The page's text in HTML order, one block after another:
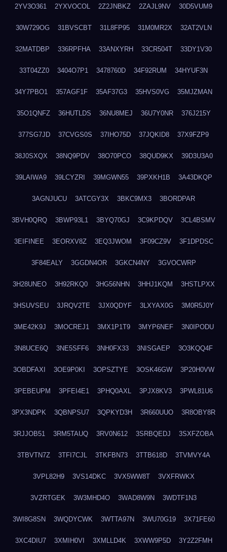
2YV3O361 2YXVOCOL 2Z2JNBKZ 2ZAJL9NV 30D5VUM9
30W729OG 31BVSCBT 31L8FP95 31M0MR2X 32AT2VLN
32MATDBP 336RPFHA 33ANXYRH 33CR504T 33DY1V30
33T04ZZ0 3404O7P1 3478760D 34F92RUM 34HYUF3N
34Y7PBO1 357AGF1F 35AF37G3 35HVS0VG 35MJZMAN
35O1QNFZ 36HUTLDS 36NU8MEJ 36U7Y0NR 376J215Y
377SG7JD 37CVGS0S 37IHO75D 37JQKID8 37X9FZP9
38J0SXQX 38NQ9PDV 38O70PCO 38QUD9KX 39D3U3A0
39LAIWA9 39LCYZRI 39MGWN55 39PXKH1B 3A43DKQP
3AGNJUCU 3ATCGY3X 3BKC9MX3 3BORDPAR
3BVH0QRQ 3BWP93L1 3BYQ70GJ 3C9KPDQV 3CL4BSMV
3EIFINEE 3EORXV8Z 3EQ3JWOM 3F09CZ9V 3F1DPDSC
3F84EALY 3GGDN4OR 3GKCN4NY 3GVOCWRP
3H28UNEO 3H92RKQ0 3HG56NHN 3HHJ1KQM 3HSTLPXX
3HSUVSEU 3JRQV2TE 3JX0QDYF 3LXYAX0G 3M0R5J0Y
3ME42K9J 3MOCREJ1 3MX1P1T9 3MYP6NEF 3N0IPODU
3N8UCE6Q 3NE5SFF6 3NH0FX33 3NISGAEP 3O3KQQ4F
3OBDFAXI 3OE9P0KI 3OPSZTYE 3OSK46GW 3P20H0VW
3PEBEUPM 3PFEI4E1 3PHQ0AXL 3PJX8KV3 3PWL81U6
3PX3NDPK 3QBNPSU7 3QPKYD3H 3R660UUO 3R8OBY8R
3RJJOB51 3RM5TAUQ 3RV0N612 3SRBQEDJ 3SXFZOBA
3TBVTN7Z 3TFI7CJL 3TKFBN73 3TTB618D 3TVMVY4A
3VPL82H9 3VS14DKC 3VX5WW8T 3VXFRWKX
3VZRTGEK 3W3MHD4O 3WAD8W9N 3WDTF1N3
3WI8G8SN 3WQDYCWK 3WTTA97N 3WU70G19 3X71FE60
3XC4DIU7 3XMIH0VI 3XMLLD4K 3XWW9P5D 3Y2Z2FMH